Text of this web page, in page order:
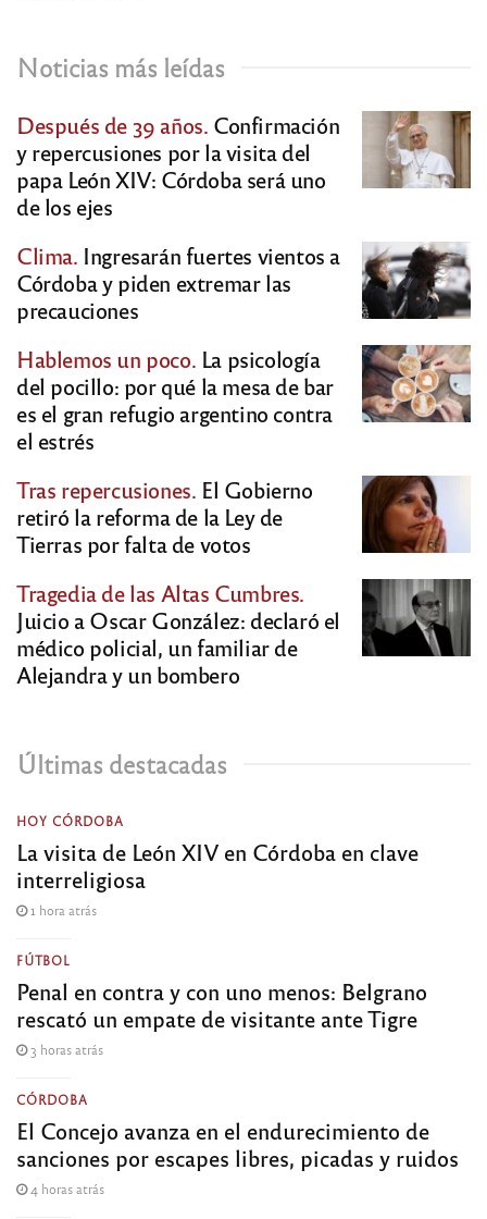
Noticias más leídas
Después de 39 años. Confirmación
y repercusiones por la visita del
papa León XIV: Córdoba será uno
de los ejes
Clima. Ingresarán fuertes vientos a
Córdoba y piden extremar las
precauciones
Hablemos un poco. La psicología
del pocillo: por qué la mesa de bar
es el gran refugio argentino contra
el estrés
Tras repercusiones. El Gobierno
retiró la reforma de la Ley de
Tierras por falta de votos
Tragedia de las Altas Cumbres.
Juicio a Oscar González: declaró el
médico policial, un familiar de
Alejandra y un bombero
Últimas destacadas
HOY CÓRDOBA
La visita de León XIV en Córdoba en clave
interreligiosa
1 hora atrás
FÚTBOL
Penal en contra y con uno menos: Belgrano
rescató un empate de visitante ante Tigre
3 horas atrás
CÓRDOBA
El Concejo avanza en el endurecimiento de
sanciones por escapes libres, picadas y ruidos
4 horas atrás